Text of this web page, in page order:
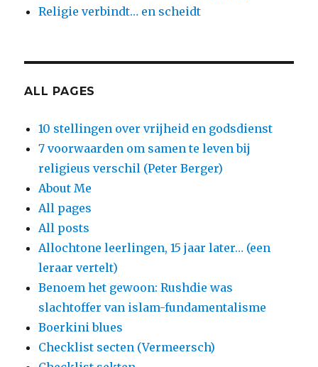
Religie verbindt… en scheidt
ALL PAGES
10 stellingen over vrijheid en godsdienst
7 voorwaarden om samen te leven bij
religieus verschil (Peter Berger)
About Me
All pages
All posts
Allochtone leerlingen, 15 jaar later… (een
leraar vertelt)
Benoem het gewoon: Rushdie was
slachtoffer van islam-fundamentalisme
Boerkini blues
Checklist secten (Vermeersch)